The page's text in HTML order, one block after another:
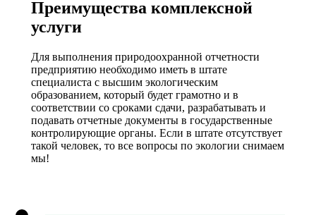
Преимущества комплексной
услуги
Для выполнения природоохранной отчетности
предприятию необходимо иметь в штате
специалиста с высшим экологическим
образованием, который будет грамотно и в
соответствии со сроками сдачи, разрабатывать и
подавать отчетные документы в государственные
контролирующие органы. Если в штате отсутствует
такой человек, то все вопросы по экологии снимаем
мы!